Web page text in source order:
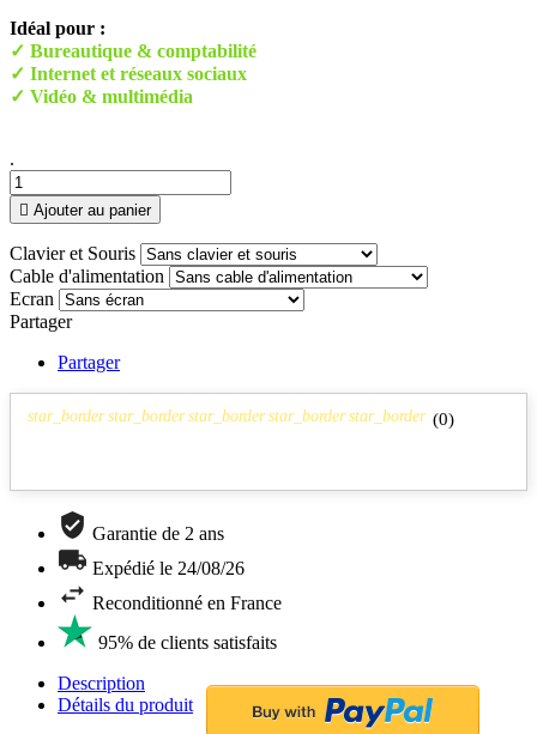
Idéal pour :
✓ Bureautique & comptabilité
✓ Internet et réseaux sociaux
✓ Vidéo & multimédia
.
 Ajouter au panier
Clavier et Souris
Cable d'alimentation
Ecran
Partager
Partager
star_border star_border star_border star_border star_border (0)
Garantie de 2 ans
Expédié le 24/08/26
Reconditionné en France
95% de clients satisfaits
Description
Détails du produit